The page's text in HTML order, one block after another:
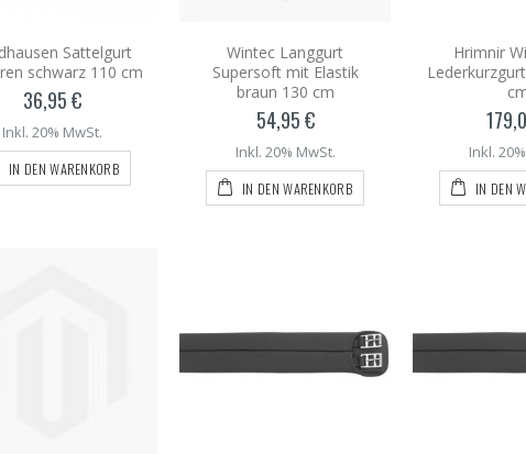
Sattelgurt
schwarz 110 cm
36,95 €
Inkl. 20% MwSt.
IN DEN WARENKORB
Wintec Langgurt
Supersoft mit Elastik
braun 130 cm
54,95 €
Inkl. 20% MwSt.
IN DEN WARENKORB
Hrimnir
Inkl.
IN DEN